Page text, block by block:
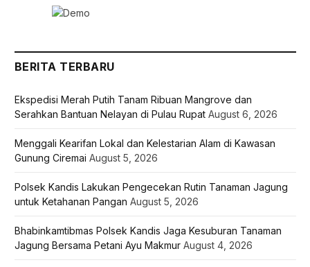
BERITA TERBARU
Ekspedisi Merah Putih Tanam Ribuan Mangrove dan
Serahkan Bantuan Nelayan di Pulau Rupat August 6, 2026
Menggali Kearifan Lokal dan Kelestarian Alam di Kawasan
Gunung Ciremai August 5, 2026
Polsek Kandis Lakukan Pengecekan Rutin Tanaman Jagung
untuk Ketahanan Pangan August 5, 2026
Bhabinkamtibmas Polsek Kandis Jaga Kesuburan Tanaman
Jagung Bersama Petani Ayu Makmur August 4, 2026